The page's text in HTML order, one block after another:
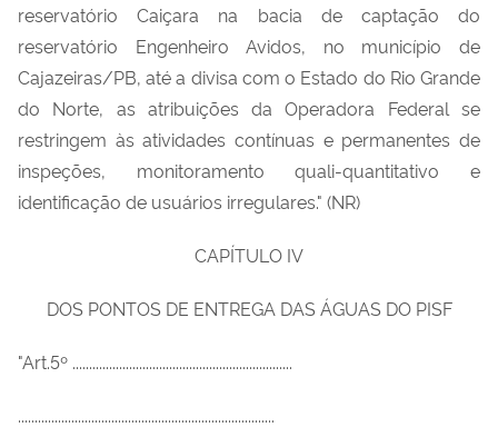
reservatório Caiçara na bacia de captação do
reservatório Engenheiro Avidos, no município de
Cajazeiras/PB, até a divisa com o Estado do Rio Grande
do Norte, as atribuições da Operadora Federal se
restringem às atividades contínuas e permanentes de
inspeções, monitoramento quali-quantitativo e
identificação de usuários irregulares." (NR)
CAPÍTULO IV
DOS PONTOS DE ENTREGA DAS ÁGUAS DO PISF
"Art.5º ..................................................................
.............................................................................